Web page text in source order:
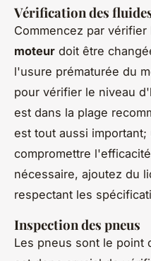
Vérification des
Commencez par
moteur doit être
l'usure prématurée du
pour vérifier le niveau
est dans la plage
est tout aussi
compromettre
nécessaire, ajoutez du
respectant les
Inspection des pneus
Les pneus sont le point